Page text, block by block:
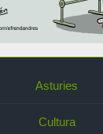
Asturies
Cultura